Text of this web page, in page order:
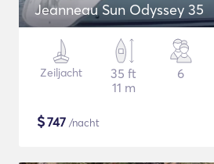
Jeanneau Sun Odyssey 35
Zeiljacht
35 ft
11 m
6
$747 /nacht